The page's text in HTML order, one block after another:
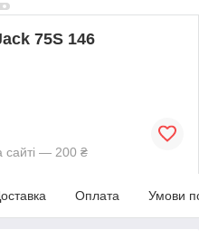
75S 146
сайті — 200 ₴
Оплата Умови